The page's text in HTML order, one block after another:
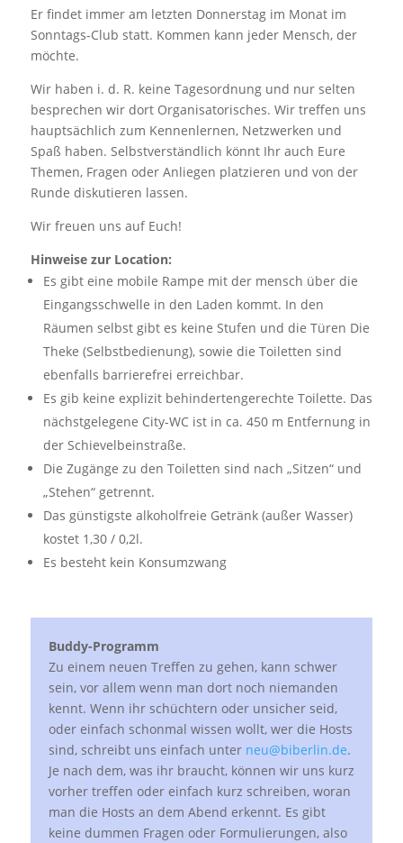
Er findet immer am letzten Donnerstag im Monat im
Sonntags-Club statt. Kommen kann jeder Mensch, der
möchte.
Wir haben i. d. R. keine Tagesordnung und nur selten
besprechen wir dort Organisatorisches. Wir treffen uns
hauptsächlich zum Kennenlernen, Netzwerken und
Spaß haben. Selbstverständlich könnt Ihr auch Eure
Themen, Fragen oder Anliegen platzieren und von der
Runde diskutieren lassen.
Wir freuen uns auf Euch!
Hinweise zur Location:
Es gibt eine mobile Rampe mit der mensch über die
Eingangsschwelle in den Laden kommt. In den
Räumen selbst gibt es keine Stufen und die Türen Die
Theke (Selbstbedienung), sowie die Toiletten sind
ebenfalls barrierefrei erreichbar.
Es gib keine explizit behindertengerechte Toilette. Das
nächstgelegene City-WC ist in ca. 450 m Entfernung in
der Schievelbeinstraße.
Die Zugänge zu den Toiletten sind nach „Sitzen“ und
„Stehen“ getrennt.
Das günstigste alkoholfreie Getränk (außer Wasser)
kostet 1,30 / 0,2l.
Es besteht kein Konsumzwang
Buddy-Programm
Zu einem neuen Treffen zu gehen, kann schwer
sein, vor allem wenn man dort noch niemanden
kennt. Wenn ihr schüchtern oder unsicher seid,
oder einfach schonmal wissen wollt, wer die Hosts
sind, schreibt uns einfach unter neu@biberlin.de.
Je nach dem, was ihr braucht, können wir uns kurz
vorher treffen oder einfach kurz schreiben, woran
man die Hosts an dem Abend erkennt. Es gibt
keine dummen Fragen oder Formulierungen, also